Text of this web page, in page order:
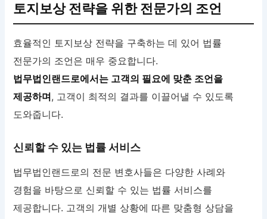
토지보상 전략을 위한 전문가의 조언
효율적인 토지보상 전략을 구축하는 데 있어 법률
전문가의 조언은 매우 중요합니다.
법무법인랜드로에서는 고객의 필요에 맞춘 조언을
제공하며, 고객이 최적의 결과를 이끌어낼 수 있도록
도와줍니다.
신뢰할 수 있는 법률 서비스
법무법인랜드로의 전문 변호사들은 다양한 사례와
경험을 바탕으로 신뢰할 수 있는 법률 서비스를
제공합니다. 고객의 개별 상황에 따른 맞춤형 상담을